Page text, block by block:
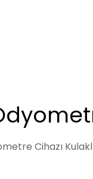
Cihazı